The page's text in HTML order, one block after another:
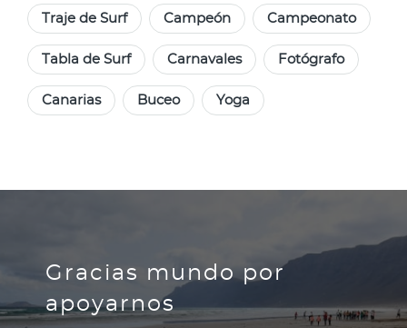
Traje de Surf Campeón Campeonato
Tabla de Surf Carnavales Fotógrafo
Canarias Buceo Yoga
Gracias mundo por
apoyarnos